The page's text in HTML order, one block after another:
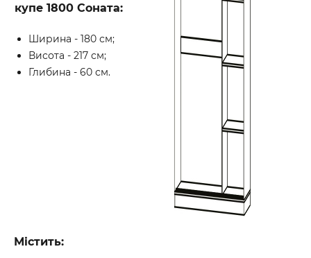
купе 1800 Соната:
Ширина - 180 см;
Висота - 217 см;
Глибина - 60 см.
Містить: